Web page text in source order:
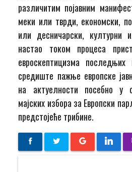
различитим појавним
меки или тврди, економски,
или десничарски, културни
настао током процеса
евроскептицизма
средиште пажње европске
на актуелности посебно у
мајских избора за Европски
предстојеће трибине.